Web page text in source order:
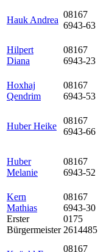
Hauk Andrea
08167
6943-63
Hilpert
Diana
08167
6943-23
Hoxhaj
Qendrim
08167
6943-53
Huber Heike
08167
6943-66
Huber
Melanie
08167
6943-52
Kern
Mathias
Erster
Bürgermeister
08167
6943-30
0175
2614485
08167